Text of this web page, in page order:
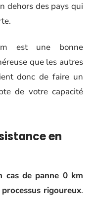
dehors des pays qui
est une bonne
que les autres
donc de faire un
de votre capacité
en
cas de panne 0 km
processus rigoureux.